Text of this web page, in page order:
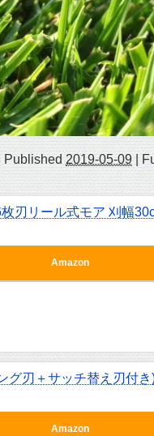
Published 2019-05-09
刃リール式モア 刈幅
Amazon
刃＋サッチ替え刃付
Amazon